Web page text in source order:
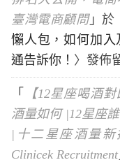
臺灣電商顧問」於
懶人包，如何加
通告訴你！ 〉發佈
「
【12星座喝酒
酒量如何 |12星座
|十二星座酒量
Clinicek Recruitment